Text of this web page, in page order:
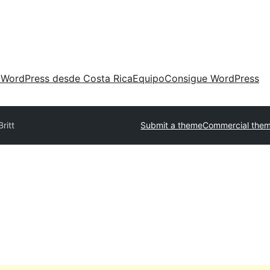
desde Costa RicaEquipoConsigue WordPress
Submit a themeCommercial